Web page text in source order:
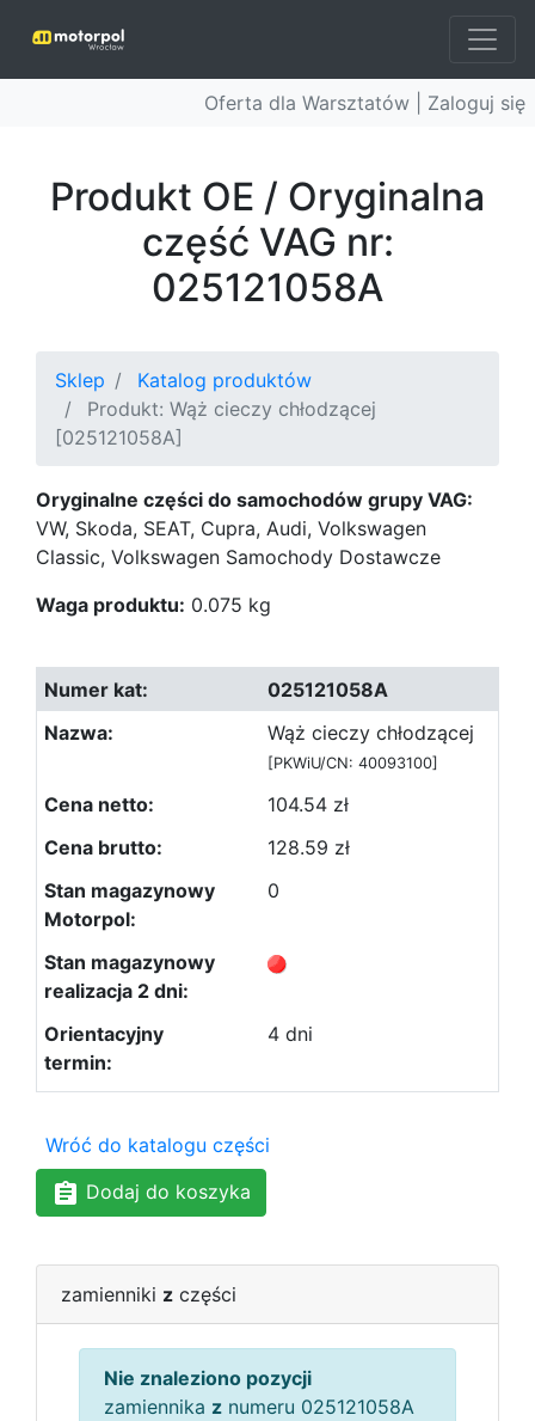
Oferta dla Warsztatów | Zaloguj się
Produkt OE / Oryginalna
część VAG nr:
025121058A
Sklep
Katalog produktów
Produkt: Wąż cieczy chłodzącej
[025121058A]
Oryginalne części do samochodów grupy VAG:
VW, Skoda, SEAT, Cupra, Audi, Volkswagen
Classic, Volkswagen Samochody Dostawcze
Waga produktu: 0.075 kg
025121058A
Wąż cieczy chłodzącej
[PKWiU/CN: 40093100]
104.54 zł
128.59 zł
0
4 dni
Wróć do katalogu części
Dodaj do koszyka
zamienniki z części
Nie znaleziono pozycji
zamiennika z numeru 025121058A